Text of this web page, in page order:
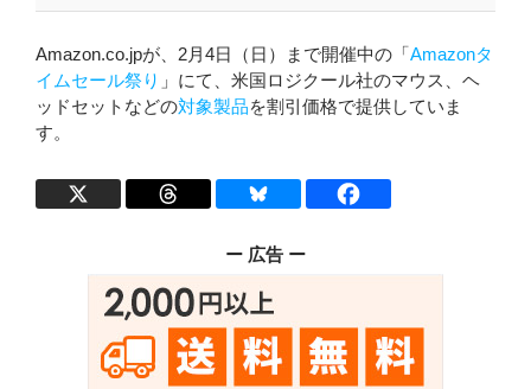
Amazon.co.jpが、2月4日（日）まで開催中の「Amazonタ
イムセール祭り 」にて、米国ロジクール社のマウス、ヘ
ッドセットなどの対象製品を割引価格で提供していま
す。
ー 広告 ー